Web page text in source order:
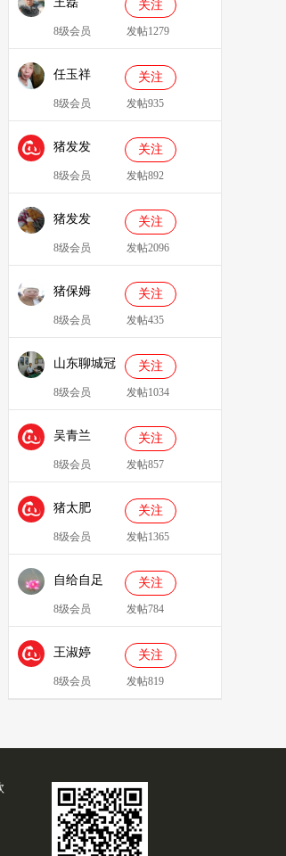
关注
8级会员 发帖1279
任玉祥 关注
8级会员 发帖935
猪发发
638829
关注
8级会员 发帖892
猪发发 关注
8级会员 发帖2096
猪保姆
909233
关注
8级会员 发帖435
山东聊城冠
县、莘县综
合服务站：
冯代林
关注
8级会员 发帖1034
吴青兰 关注
8级会员 发帖857
猪太肥
143814
关注
8级会员 发帖1365
自给自足 关注
8级会员 发帖784
王淑婷 关注
8级会员 发帖819